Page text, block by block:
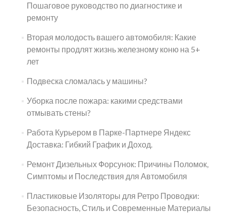
Пошаговое руководство по диагностике и
ремонту
Вторая молодость вашего автомобиля: Какие
ремонты продлят жизнь железному коню на 5+
лет
Подвеска сломалась у машины?
Уборка после пожара: какими средствами
отмывать стены?
Работа Курьером в Парке-Партнере Яндекс
Доставка: Гибкий График и Доход.
Ремонт Дизельных Форсунок: Причины Поломок,
Симптомы и Последствия для Автомобиля
Пластиковые Изоляторы для Ретро Проводки:
Безопасность, Стиль и Современные Материалы